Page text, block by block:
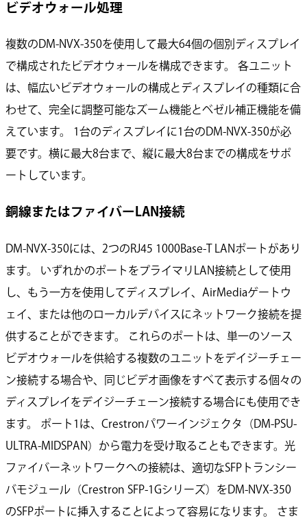
ビデオウォール処理
複数のDM-NVX-350を使用して最大64個の個別ディスプレイ
で構成されたビデオウォールを構成できます。 各ユニット
は、幅広いビデオウォールの構成とディスプレイの種類に合
わせて、完全に調整可能なズーム機能とベゼル補正機能を備
えています。 1台のディスプレイに1台のDM-NVX-350が必
要です。横に最大8台まで、縦に最大8台までの構成をサポ
ートしています。
銅線またはファイバーLAN接続
DM-NVX-350には、2つのRJ45 1000Base-T LANポートがあり
ます。 いずれかのポートをプライマリLAN接続として使用
し、もう一方を使用してディスプレイ、AirMediaゲートウ
ェイ、または他のローカルデバイスにネットワーク接続を提
供することができます。 これらのポートは、単一のソース
ビデオウォールを供給する複数のユニットをデイジーチェー
ン接続する場合や、同じビデオ画像をすべて表示する個々の
ディスプレイをデイジーチェーン接続する場合にも使用でき
ます。 ポート1は、Crestronパワーインジェクタ（DM-PSU-
ULTRA-MIDSPAN）から電力を受け取ることもできます。光
ファイバーネットワークへの接続は、適切なSFPトランシー
バモジュール（Crestron SFP-1Gシリーズ）をDM-NVX-350
のSFPポートに挿入することによって容易になります。 さま